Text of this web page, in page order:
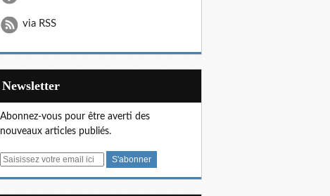
via RSS
Newsletter
Abonnez-vous pour être averti des
nouveaux articles publiés.
E